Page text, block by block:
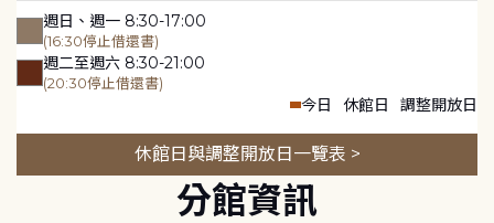
週日、週一 8:30-17:00
(16:30停止借還書)
週二至週六 8:30-21:00
(20:30停止借還書)
今日 休館日 調整開放日
休館日與調整開放日一覽表 >
分館資訊